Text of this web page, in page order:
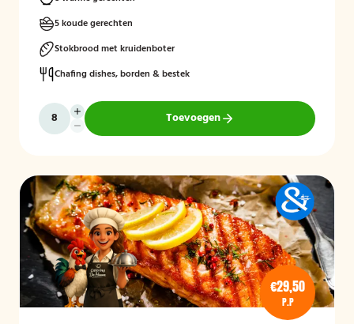
5 koude gerechten
Stokbrood met kruidenboter
Chafing dishes, borden & bestek
Toevoegen
€29,50
P.P